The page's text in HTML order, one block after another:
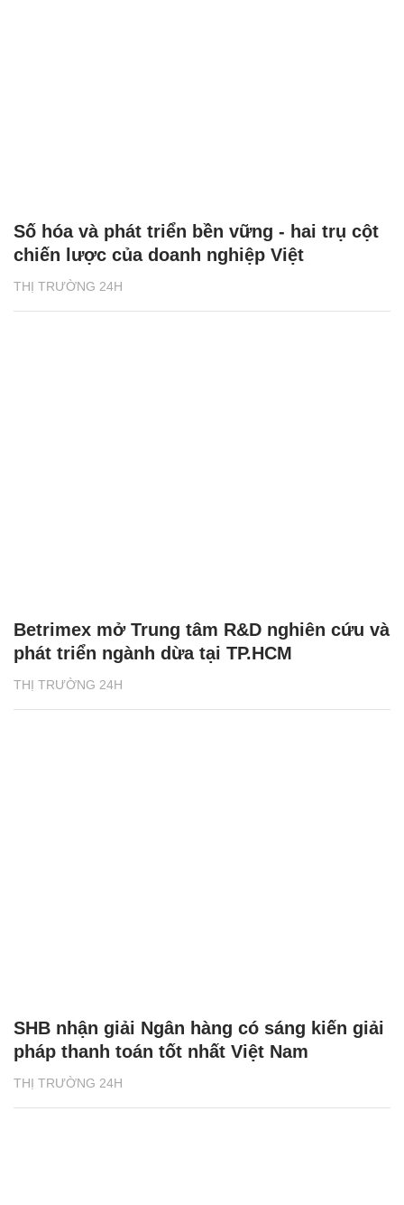
THỊ TRƯỜNG 24H
Số hóa và phát triển bền vững - hai trụ cột
chiến lược của doanh nghiệp Việt
THỊ TRƯỜNG 24H
Betrimex mở Trung tâm R&D nghiên cứu và
phát triển ngành dừa tại TP.HCM
THỊ TRƯỜNG 24H
SHB nhận giải Ngân hàng có sáng kiến giải
pháp thanh toán tốt nhất Việt Nam